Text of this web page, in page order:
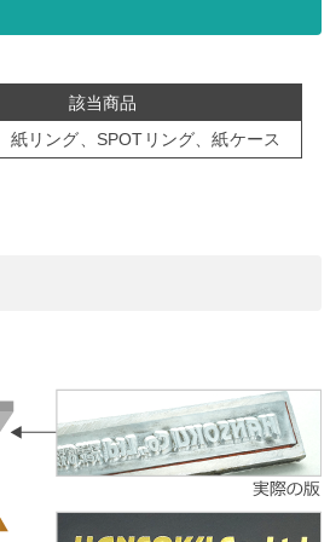
該当商品
紙リング、SPOTリング、紙ケース